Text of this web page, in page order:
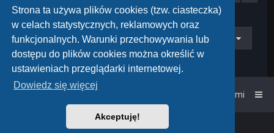
Strona ta używa plików cookies (tzw. ciasteczka)
w celach statystycznych, reklamowych oraz
funkcjonalnych. Warunki przechowywania lub
dostępu do plików cookies można określić w
ustawieniach przeglądarki internetowej.
Dowiedz się więcej
Akceptuję!
Przejdź do
Kontakt z nami
phpBB
PlanetStyles